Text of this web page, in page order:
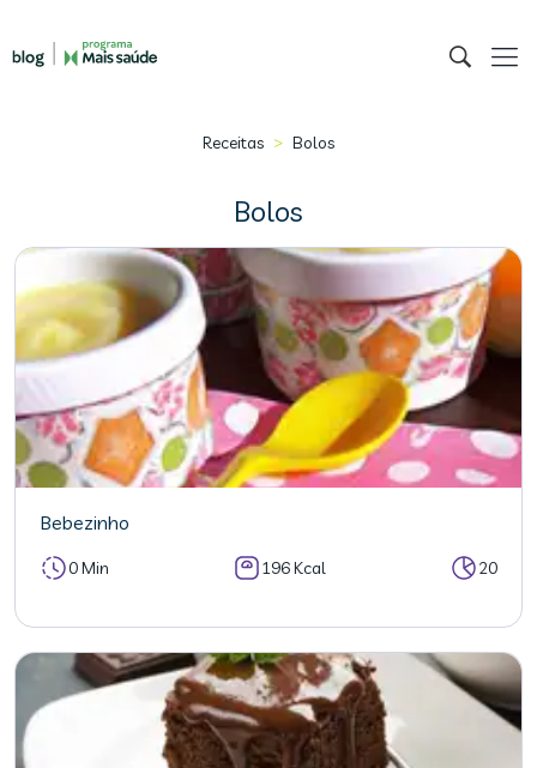
Receitas > Bolos
Bolos
Bebezinho
0 Min 196 Kcal 20